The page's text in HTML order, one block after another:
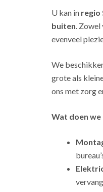
U kan in regio
buiten .
evenveel
We
grote als
ons met zorg
Wat doen we